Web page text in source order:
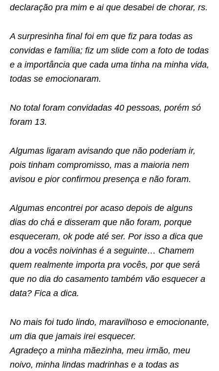
declaração pra mim e ai que desabei de chorar, rs.
A surpresinha final foi em que fiz para todas as
convidas e família; fiz um slide com a foto de todas
e a importância que cada uma tinha na minha vida,
todas se emocionaram.
No total foram convidadas 40 pessoas, porém só
foram 13.
Algumas ligaram avisando que não poderiam ir,
pois tinham compromisso, mas a maioria nem
avisou e pior confirmou presença e não foram.
Algumas encontrei por acaso depois de alguns
dias do chá e disseram que não foram, porque
esqueceram, ok pode até ser. Por isso a dica que
dou a vocês noivinhas é a seguinte… Chamem
quem realmente importa pra vocês, por que será
que no dia do casamento também vão esquecer a
data? Fica a dica.
No mais foi tudo lindo, maravilhoso e emocionante,
um dia que jamais irei esquecer.
Agradeço a minha mãezinha, meu irmão, meu
noivo, minha lindas madrinhas e a todas as